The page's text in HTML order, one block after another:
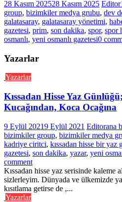
28 Kasım 202528 Kasım 2025 Editor
group, bizimkiler medya grubu, dev
galatasaray, galatasaray yönetimi,
gazetesi, prim, son dakika, spor, spor
osmanlı, yeni osmanlı gazetesi0
Yazarlar
Yazarlar
Kıssadan Hisse Yaz
Kucağından, Koca Ocağına
9 Eylül 20219 Eylül 2021 Editorana
bizimkiler group, bizimkiler medya
kadriye ciritci, kıssadan hisse bir yaz
gazetesi, son dakika, yazar, yeni
comment
Kıssadan hisse yaz serisinde kaleme
sizlerleyim. Dünyada ve ülkemizde
kısıtlama getirse de ,...
Yazarlar